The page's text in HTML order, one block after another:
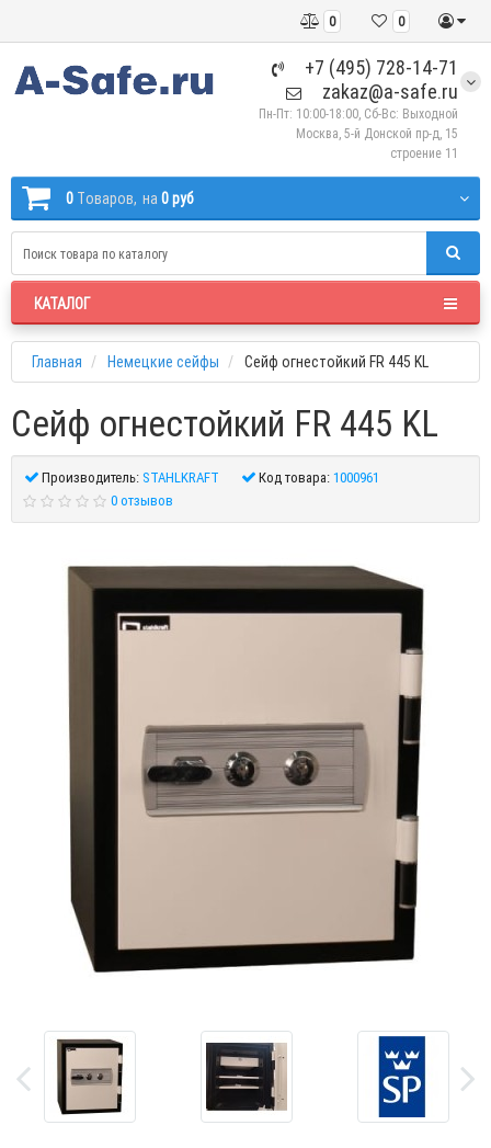
0
0
+7 (495) 728-14-71
zakaz@a-safe.ru
Пн-Пт: 10:00-18:00, Сб-Вс: Выходной
Москва, 5-й Донской пр-д, 15
строение 11
0 Tоваров, на 0 руб
КАТАЛОГ
Главная Немецкие сейфы Сейф огнестойкий FR 445 KL
Сейф огнестойкий FR 445 KL
Производитель:STAHLKRAFT Код товара:1000961
0 отзывов